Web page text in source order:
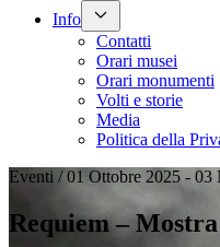
Info
Contatti
Orari musei
Orari monumenti
Volti e storie
Media
Politica della
Eventi / 01 Ottobre 2025 - 03
Requiem –